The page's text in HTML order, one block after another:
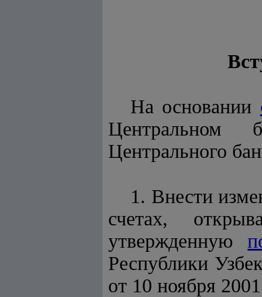
На основании
Центральном
Центрального
1. Внести
счетах,
утвержденную
Республики
от 10 ноября